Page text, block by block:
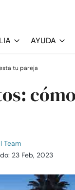
AYUDA
tu pareja
Team
23 Feb, 2023